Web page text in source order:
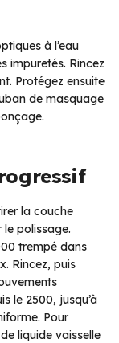
à l’eau
impuretés. Rincez
Protégez ensuite
de masquage
la couche
polissage.
trempé dans
Rincez, puis
le 2500, jusqu’à
Pour
liquide vaisselle